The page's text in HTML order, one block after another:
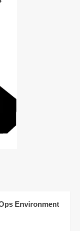
Environment